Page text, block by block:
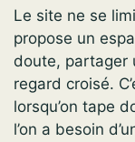
Le site ne se
propose un
doute, partager
regard croisé.
lorsqu’on tape
l’on a besoin